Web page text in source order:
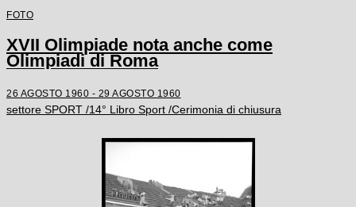
FOTO
XVII Olimpiade nota anche come
Olimpiadi di Roma
26 AGOSTO 1960 - 29 AGOSTO 1960
settore SPORT /14° Libro Sport /Cerimonia di chiusura